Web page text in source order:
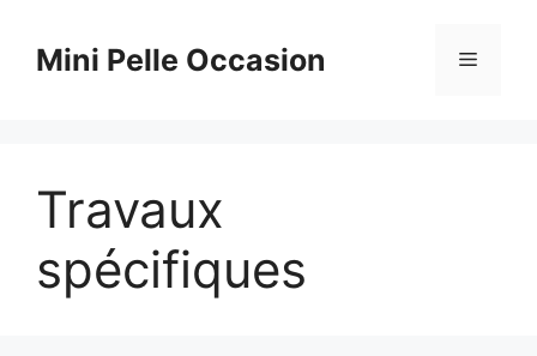
contenuMini Pelle Occasion Menu
Travaux
spécifiques